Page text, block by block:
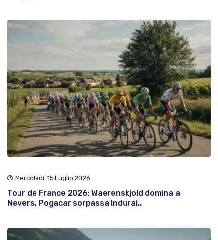
Mercoledì, 15 Luglio 2026
Tour de France 2026: Waerenskjold domina a
Nevers, Pogacar sorpassa Indurai..